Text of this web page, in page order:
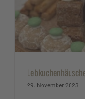
29. November 2023